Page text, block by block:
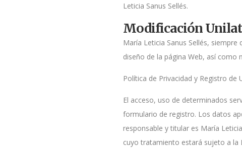
Leticia Sanus Sellés.
Modificación
María Leticia Sanus Sellés,
diseño de la página Web, así
Política de Privacidad y Registro de
El acceso, uso de determinados
formulario de registro. Los datos
responsable y titular es María
cuyo tratamiento estará sujeto a la